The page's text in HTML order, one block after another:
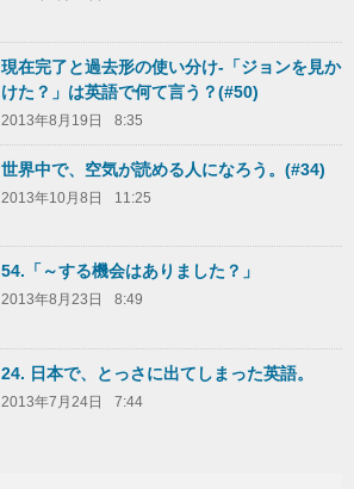
現在完了と過去形の使い分け-「ジョンを見か
けた？」は英語で何て言う？(#50)
2013年8月19日 8:35
世界中で、空気が読める人になろう。(#34)
2013年10月8日 11:25
54.「～する機会はありました？」
2013年8月23日 8:49
24. 日本で、とっさに出てしまった英語。
2013年7月24日 7:44